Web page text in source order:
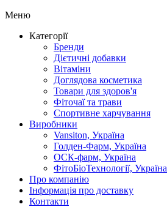
Меню
Категорії
Бренди
Дієтичні добавки
Вітаміни
Доглядова косметика
Товари для здоров'я
Фіточаї та трави
Спортивне харчування
Виробники
Vansiton, Україна
Голден-Фарм, Україна
ОСК-фарм, Україна
ФітоБіоТехнології, Україна
Про компанію
Інформація про доставку
Контакти